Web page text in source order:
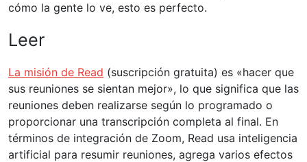
cómo la gente lo ve, esto es perfecto.
Leer
La misión de Read (suscripción gratuita) es «hacer que
sus reuniones se sientan mejor», lo que significa que las
reuniones deben realizarse según lo programado o
proporcionar una transcripción completa al final. En
términos de integración de Zoom, Read usa inteligencia
artificial para resumir reuniones, agrega varios efectos